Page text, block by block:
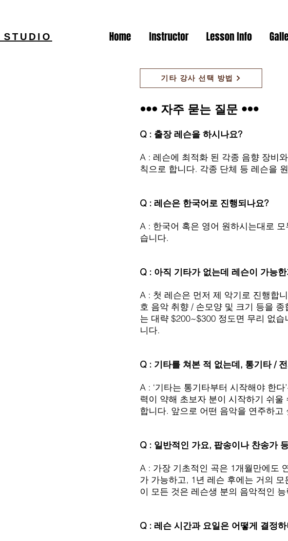
Home Instructor Lesson Info
기타 강사 선택 방법
••• 자주 묻는 질문 •••
Q : 출장 레슨을 하시나요?
A : 레슨에 최적화 된 각종 음향 장비
칙으로 합니다. 각종 단체 등 레슨을
Q : 레슨은 한국어로 진행되나요?
A : 한국어 혹은 영어 원하시는대로
습니다.
Q : 아직 기타가 없는데 레슨이 가능
A : 첫 레슨은 먼저 제 악기로 진행합
호 음악 취향 / 손모양 및 크기 등을
는 대략 $200~$300 정도면 무리 없
니다.
Q : 기타를 쳐본 적 없는데, 통기타 /
A : ‘기타는 통기타부터 시작해야 한
력이 약해 초보자 분이 시작하기 쉬
합니다. 앞으로 어떤 음악을 연주하
Q : 일반적인 가요, 팝송이나 찬송가
A : 가장 기초적인 곡은 1개월만에도
가 가능하고, 1년 레슨 후에는 거의
이 모든 것은 레슨생 분의 음악적인
Q : 레슨 시간과 요일은 어떻게 결정